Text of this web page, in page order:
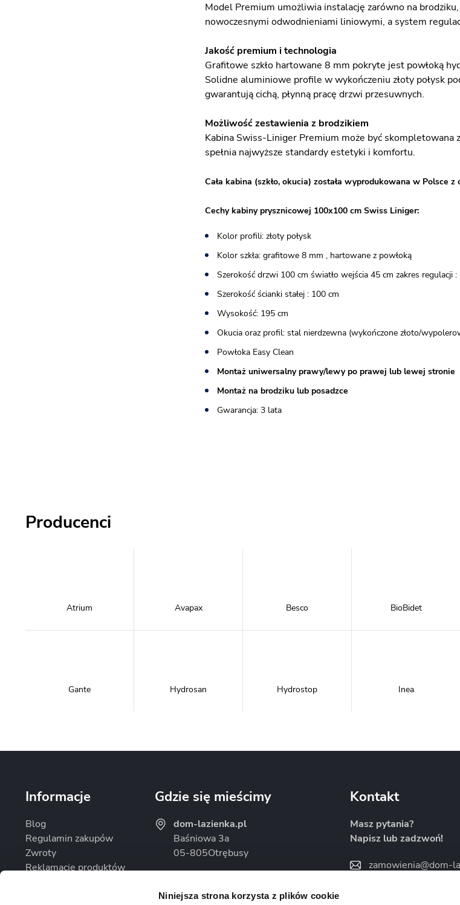
Niniejsza strona korzysta z plików cookie
Model Premium umożliwia instalację zarówno na
nowoczesnymi odwodnieniami liniowymi, a system
Jakość premium i technologia
Grafitowe szkło hartowane 8 mm pokryte jest powłoką
Solidne aluminiowe profile w wykończeniu złoty połysk
gwarantują cichą, płynną pracę drzwi przesuwnych.
Możliwość zestawienia z brodzikiem
Kabina Swiss-Liniger Premium może być skompletowana
spełnia najwyższe standardy estetyki i komfortu.
Cała kabina (szkło, okucia) została wyprodukowana w Polsce
Cechy kabiny prysznicowej 100x100 cm Swiss Liniger:
Kolor profili: złoty połysk
Kolor szkła: grafitowe 8 mm , hartowane z powłoką
Szerokość drzwi 100 cm światło wejścia 45 cm zakres regulacji
Szerokość ścianki stałej : 100 cm
Wysokość: 195 cm
Okucia oraz profil: stal nierdzewna (wykończone złoto/
Powłoka Easy Clean
Montaż uniwersalny prawy/lewy po prawej lub lewej stronie
Montaż na brodziku lub posadzce
Gwarancja: 3 lata
Producenci
Atrium Avapax Besco BioBidet
Gante Hydrosan Hydrostop Inea
Rea
Informacje
Blog
Regulamin zakupów
Zwroty
Reklamacje produktów
Gdzie się mieścimy
dom-lazienka.pl
Baśniowa 3a
05-805Otrębusy
Pon. - Pt.: 08:00 - 16:00
Kontakt
Masz pytania?
Napisz lub zadzwoń!
zamowienia@dom-